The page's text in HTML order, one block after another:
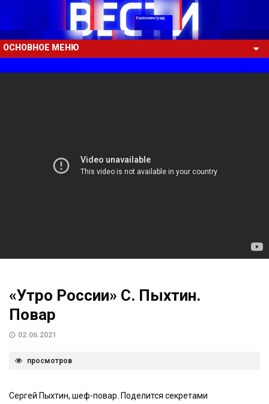
ОСНОВНОЕ МЕНЮ
«Утро России» С. Пыхтин.
Повар
02.06.2021
просмотров
Сергей Пыхтин, шеф-повар. Поделится секретами